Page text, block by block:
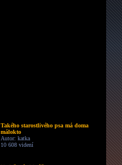
Takého starostlivého psa má doma
málokto
Autor: katka
10 608 videní